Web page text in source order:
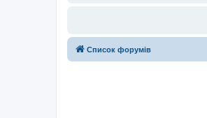
Список форумів